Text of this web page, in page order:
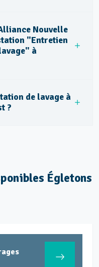
Nouvelle
"Entretien
à
de lavage à
?
Égletons